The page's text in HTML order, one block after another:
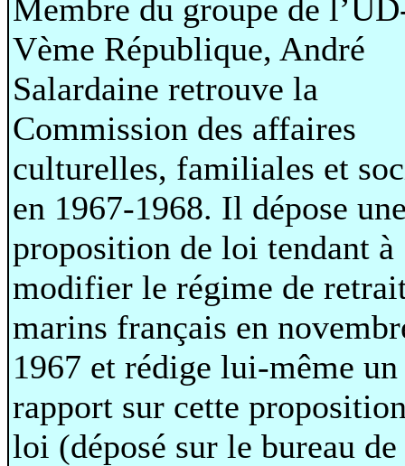
Membre du groupe de
Vème République, André
Salardaine retrouve la
Commission des affaires
culturelles, familiales et
en 1967-1968. Il dépose
proposition de loi tendant à
modifier le régime de
marins français en
1967 et rédige lui-même un
rapport sur cette
loi (déposé sur le bureau de